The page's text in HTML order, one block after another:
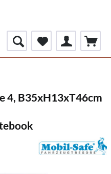
4, B35xH13xT46cm